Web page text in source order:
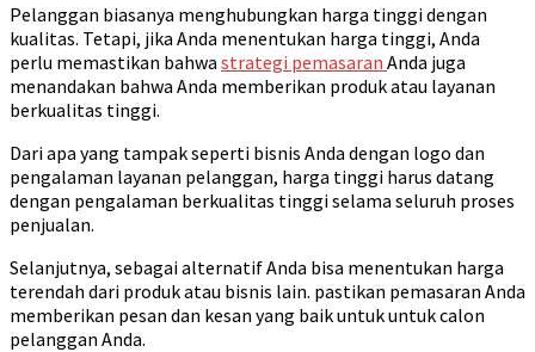
Pelanggan biasanya menghubungkan harga tinggi dengan
kualitas. Tetapi, jika Anda menentukan harga tinggi, Anda
perlu memastikan bahwa strategi pemasaran Anda juga
menandakan bahwa Anda memberikan produk atau layanan
berkualitas tinggi.
Dari apa yang tampak seperti bisnis Anda dengan logo dan
pengalaman layanan pelanggan, harga tinggi harus datang
dengan pengalaman berkualitas tinggi selama seluruh proses
penjualan.
Selanjutnya, sebagai alternatif Anda bisa menentukan harga
terendah dari produk atau bisnis lain. pastikan pemasaran Anda
memberikan pesan dan kesan yang baik untuk untuk calon
pelanggan Anda.